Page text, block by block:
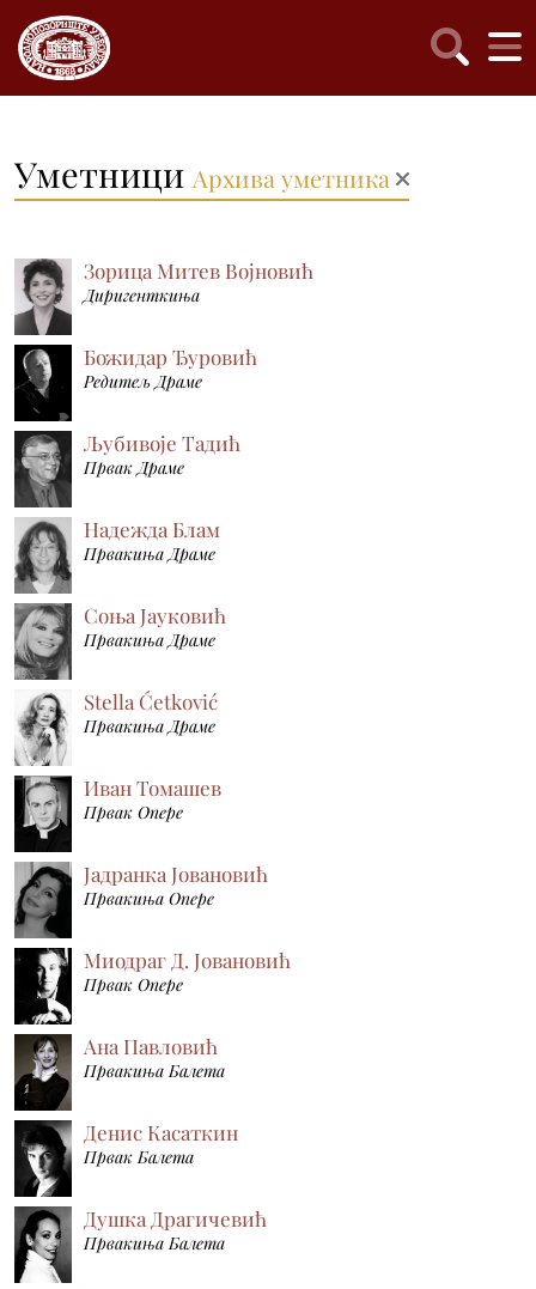
Уметници Архива уметника
Зорица Митев Војновић
Диригенткиња
Божидар Ђуровић
Редитељ Драме
Љубивоје Тадић
Првак Драме
Надежда Блам
Првакиња Драме
Соња Јауковић
Првакиња Драме
Stella Ćetković
Првакиња Драме
Иван Томашев
Првак Опере
Јадранка Јовановић
Првакиња Опере
Миодраг Д. Јовановић
Првак Опере
Ана Павловић
Првакиња Балета
Денис Касаткин
Првак Балета
Душка Драгичевић
Првакиња Балета